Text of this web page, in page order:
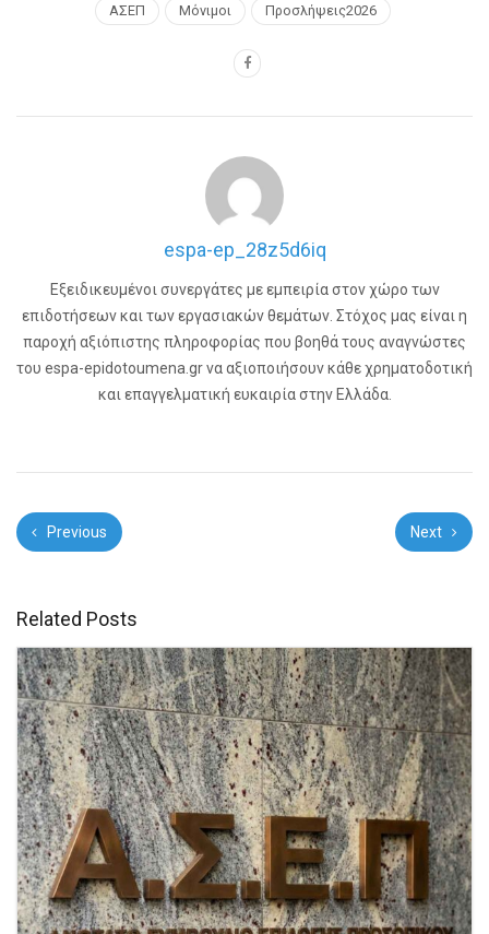
ΑΣΕΠ Μόνιμοι Προσλήψεις2026
espa-ep_28z5d6iq
Εξειδικευμένοι συνεργάτες με εμπειρία στον χώρο των
επιδοτήσεων και των εργασιακών θεμάτων. Στόχος μας είναι η
παροχή αξιόπιστης πληροφορίας που βοηθά τους αναγνώστες
του espa-epidotoumena.gr να αξιοποιήσουν κάθε χρηματοδοτική
και επαγγελματική ευκαιρία στην Ελλάδα.
Previous Next
Related Posts